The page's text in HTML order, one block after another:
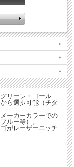
リーン・ゴール
ら選択可能（チタ
ーカーカラーでの
ルー等）。
がレーザーエッチ